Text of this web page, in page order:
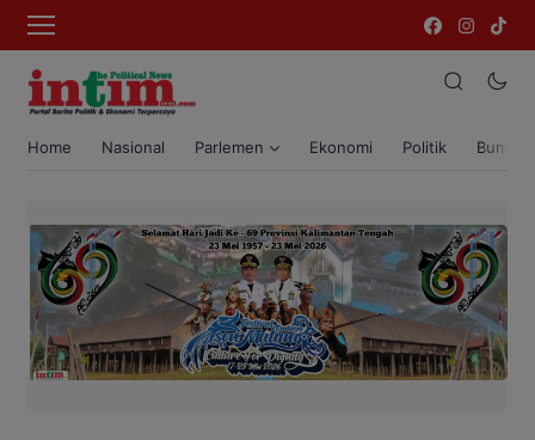
Home Nasional Parlemen Ekonomi Politik Bumi